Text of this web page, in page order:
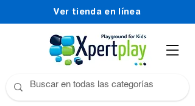
Ver tienda en línea